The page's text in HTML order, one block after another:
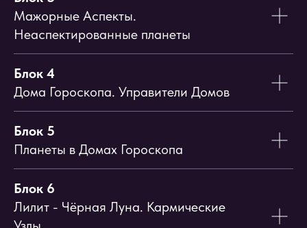
Мажорные Аспекты.
Неаспектированные планеты
Блок 4
Дома Гороскопа. Управители Домов
Блок 5
Планеты в Домах Гороскопа
Блок 6
Лилит - Чёрная Луна. Кармические